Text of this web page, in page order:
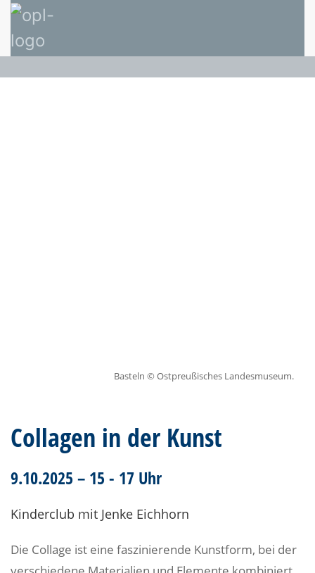
Basteln © Ostpreußisches Landesmuseum.
Collagen in der Kunst
9.10.2025 – 15 - 17 Uhr
Kinderclub mit Jenke Eichhorn
Die Collage ist eine faszinierende Kunstform, bei der